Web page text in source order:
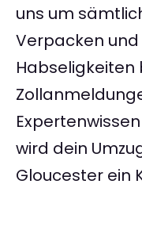
uns um
Verpacken
Habseligkeiten
wird dein
Gloucester ein